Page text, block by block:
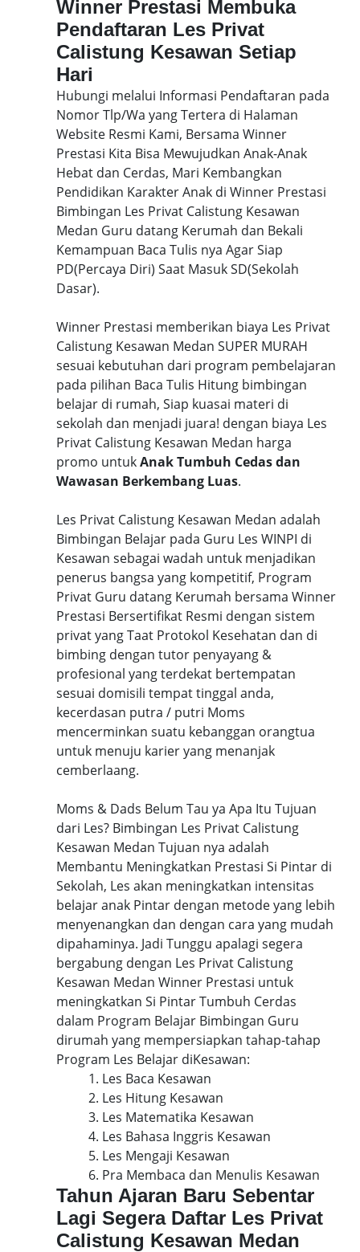
Winner Prestasi Membuka
Pendaftaran Les Privat
Calistung Kesawan Setiap
Hari
Hubungi melalui Informasi Pendaftaran pada
Nomor Tlp/Wa yang Tertera di Halaman
Website Resmi Kami, Bersama Winner
Prestasi Kita Bisa Mewujudkan Anak-Anak
Hebat dan Cerdas, Mari Kembangkan
Pendidikan Karakter Anak di Winner Prestasi
Bimbingan Les Privat Calistung Kesawan
Medan Guru datang Kerumah dan Bekali
Kemampuan Baca Tulis nya Agar Siap
PD(Percaya Diri) Saat Masuk SD(Sekolah
Dasar).
Winner Prestasi memberikan biaya Les Privat
Calistung Kesawan Medan SUPER MURAH
sesuai kebutuhan dari program pembelajaran
pada pilihan Baca Tulis Hitung bimbingan
belajar di rumah, Siap kuasai materi di
sekolah dan menjadi juara! dengan biaya Les
Privat Calistung Kesawan Medan harga
promo untukAnak Tumbuh Cedas dan
Wawasan Berkembang Luas.
Les Privat Calistung Kesawan Medan adalah
Bimbingan Belajar pada Guru Les WINPI di
Kesawan sebagai wadah untuk menjadikan
penerus bangsa yang kompetitif, Program
Privat Guru datang Kerumah bersama Winner
Prestasi Bersertifikat Resmi dengan sistem
privat yang Taat Protokol Kesehatan dan di
bimbing dengan tutor penyayang &
profesional yang terdekat bertempatan
sesuai domisili tempat tinggal anda,
kecerdasan putra / putri Moms
mencerminkan suatu kebanggan orangtua
untuk menuju karier yang menanjak
cemberlaang.
Moms & Dads Belum Tau ya Apa Itu Tujuan
dari Les? Bimbingan Les Privat Calistung
Kesawan Medan Tujuan nya adalah
Membantu Meningkatkan Prestasi Si Pintar di
Sekolah, Les akan meningkatkan intensitas
belajar anak Pintar dengan metode yang lebih
menyenangkan dan dengan cara yang mudah
dipahaminya. Jadi Tunggu apalagi segera
bergabung dengan Les Privat Calistung
Kesawan Medan Winner Prestasi untuk
meningkatkan Si Pintar Tumbuh Cerdas
dalam Program Belajar Bimbingan Guru
dirumah yang mempersiapkan tahap-tahap
Program Les Belajar diKesawan:
1. Les Baca Kesawan
2. Les Hitung Kesawan
3. Les Matematika Kesawan
4. Les Bahasa Inggris Kesawan
5. Les Mengaji Kesawan
6. Pra Membaca dan Menulis Kesawan
Tahun Ajaran Baru Sebentar
Lagi Segera Daftar Les Privat
Calistung Kesawan Medan